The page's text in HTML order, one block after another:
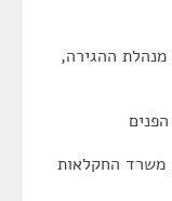
ההגירה,
משרד החקלאות